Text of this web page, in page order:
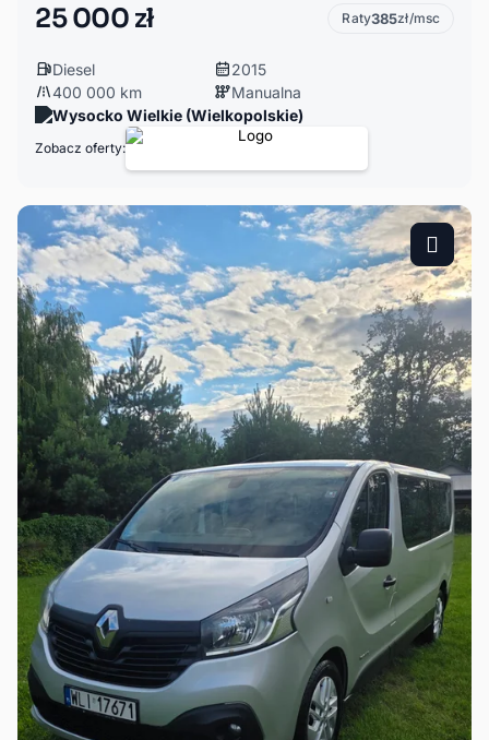
25 000 zł Raty385zł/msc
Diesel
2015
400 000 km
Manualna
Wysocko Wielkie (Wielkopolskie)
Zobacz oferty: